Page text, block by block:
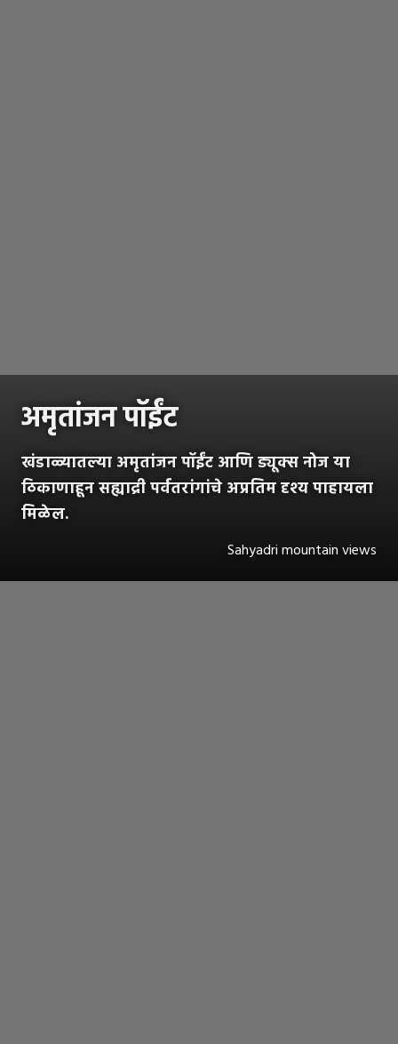
अमृतांजन पॉईंट
खंडाळ्यातल्या अमृतांजन पॉईंट आणि ड्यूक्स नोज या
ठिकाणाहून सह्याद्री पर्वतरांगांचे अप्रतिम दृश्य पाहायला
मिळेल.
Sahyadri mountain views